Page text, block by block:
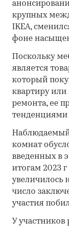
крупных
IKEA,
фоне
Поскольку
является
который
квартиру или
ремонта, ее
комнат
введенных в
итогам 2023
увеличилось
число
участия
У